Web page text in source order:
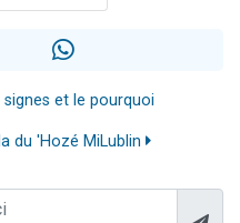
et le pourquoi
du 'Hozé MiLublin